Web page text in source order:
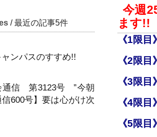
/ 最近の記事5件
ンパスのすすめ!!
通信 第3123号 ”今朝
600号】要は心がけ次
今週
ます!!
《1限
《2限
《3限
《4限
《5限